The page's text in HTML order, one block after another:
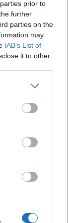
prior to
further
parties on the
may
IAB’s List of
it to other
und
aber scharf
und
ist ein
und
mit
im
Generationen